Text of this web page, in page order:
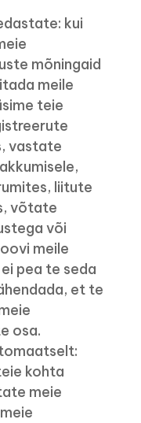
kui
mõningaid
meile
teie
vastate
liitute
võtate
või
meile
pea te seda
et te
osa.
kohta
meie